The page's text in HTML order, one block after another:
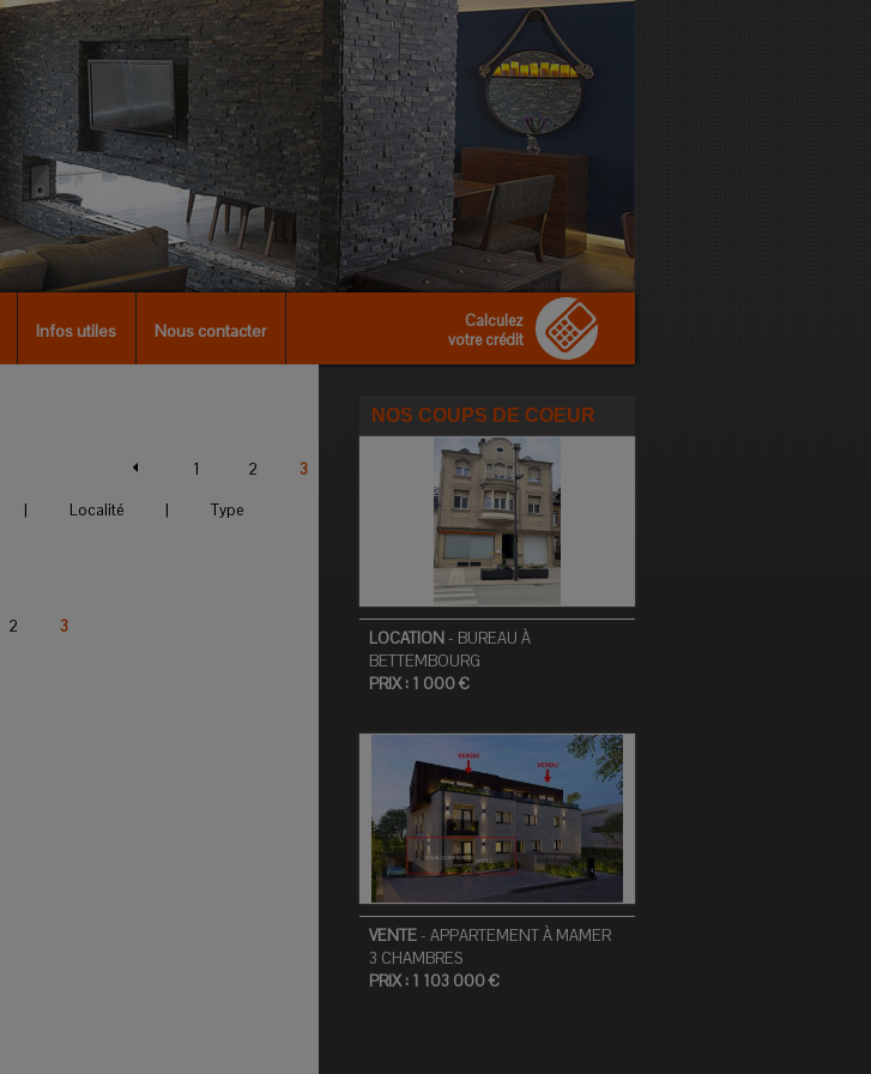
Infos utiles Nous contacter
Calculez
votre crédit
1 2
3
| Localité | Type
2 3
NOS COUPS DE COEUR
LOCATION - BUREAU À
BETTEMBOURG
PRIX : 1 000 €
VENTE- APPARTEMENTÀ MAMER
3 CHAMBRES
PRIX : 1 103 000 €